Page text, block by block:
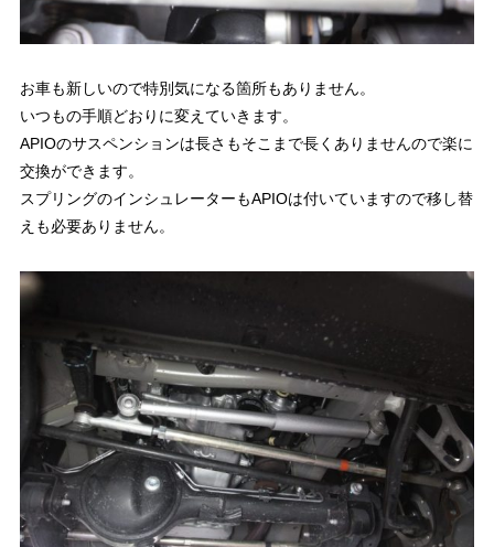
お車も新しいので特別気になる箇所もありません。
いつもの手順どおりに変えていきます。
APIOのサスペンションは長さもそこまで長くありませんので楽に
交換ができます。
スプリングのインシュレーターもAPIOは付いていますので移し替
えも必要ありません。